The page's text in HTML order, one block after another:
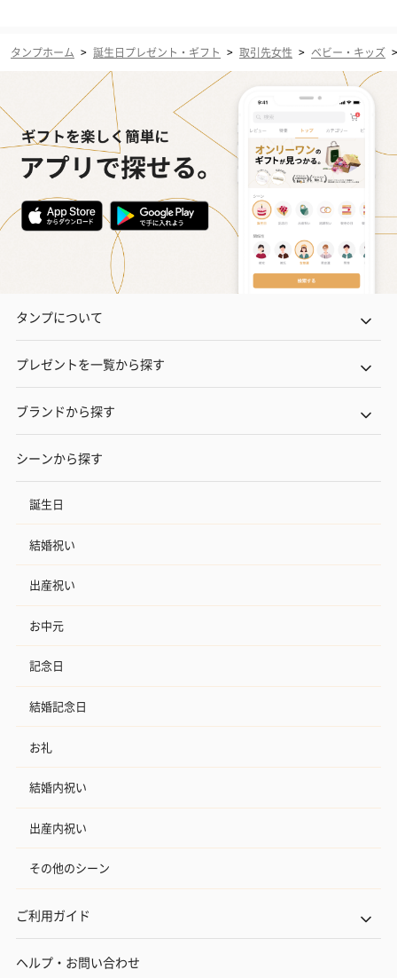
タンプホーム > 誕生日プレゼント・ギフト > 取引先女性 > ベビー・キッズ
タンプについて
プレゼントを一覧から探す
ブランドから探す
シーンから探す
誕生日
結婚祝い
出産祝い
お中元
記念日
結婚記念日
お礼
結婚内祝い
出産内祝い
その他のシーン
ご利用ガイド
ヘルプ・お問い合わせ